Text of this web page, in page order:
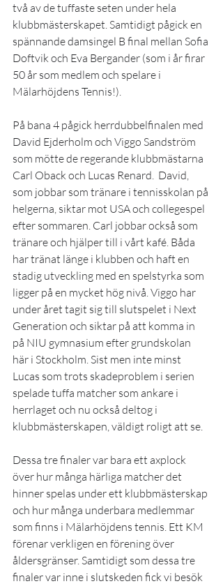
två av de tuffaste seten under hela
klubbmästerskapet. Samtidigt pågick en
spännande damsingel B final mellan Sofia
Doftvik och Eva Bergander (som i år firar
50 år som medlem och spelare i
Mälarhöjdens Tennis!).
På bana 4 pågick herrdubbelfinalen med
David Ejderholm och Viggo Sandström
som mötte de regerande klubbmästarna
Carl Oback och Lucas Renard.  David,
som jobbar som tränare i tennisskolan på
helgerna, siktar mot USA och collegespel
efter sommaren. Carl jobbar också som
tränare och hjälper till i vårt kafé. Båda
har tränat länge i klubben och haft en
stadig utveckling med en spelstyrka som
ligger på en mycket hög nivå. Viggo har
under året tagit sig till slutspelet i Next
Generation och siktar på att komma in
på NIU gymnasium efter grundskolan
här i Stockholm. Sist men inte minst
Lucas som trots skadeproblem i serien
spelade tuffa matcher som ankare i
herrlaget och nu också deltog i
klubbmästerskapen, väldigt roligt att se.
Dessa tre finaler var bara ett axplock
över hur många härliga matcher det
hinner spelas under ett klubbmästerskap
och hur många underbara medlemmar
som finns i Mälarhöjdens tennis. Ett KM
förenar verkligen en förening över
åldersgränser. Samtidigt som dessa tre
finaler var inne i slutskeden fick vi besök